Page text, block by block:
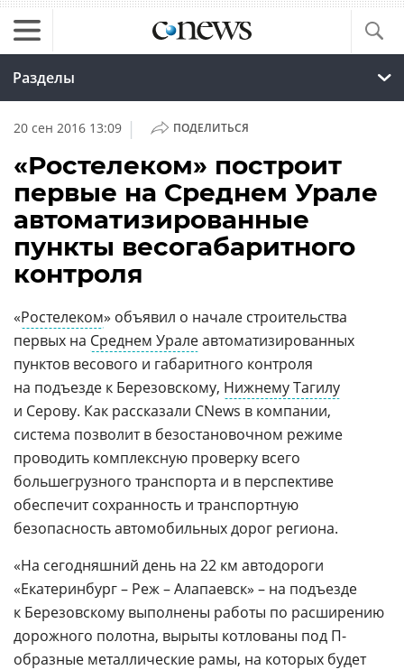
Разделы
20 сен 2016 13:09 | ПОДЕЛИТЬСЯ
«Ростелеком» построит
первые на Среднем Урале
автоматизированные
пункты весогабаритного
контроля
«Ростелеком» объявил о начале строительства
первых на Среднем Уралеавтоматизированных
пунктов весового и габаритного контроля
на подъезде к Березовскому, Нижнему Тагилу
и Серову. Как рассказали CNews в компании,
система позволит в безостановочном режиме
проводить комплексную проверку всего
большегрузного транспорта и в перспективе
обеспечит сохранность и транспортную
безопасность автомобильных дорог региона.
«На сегодняшний день на 22 км автодороги
«Екатеринбург – Реж – Алапаевск» – на подъезде
к Березовскому выполнены работы по расширению
дорожного полотна, вырыты котлованы под П-
образные металлические рамы, на которых будет